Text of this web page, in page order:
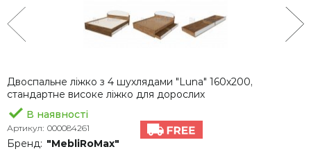
Двоспальне ліжко з 4 шухлядами "Luna" 160х200,
стандартне високе ліжко для дорослих
В наявності
Артикул: 000084261
Бренд: "MebliRoMax"